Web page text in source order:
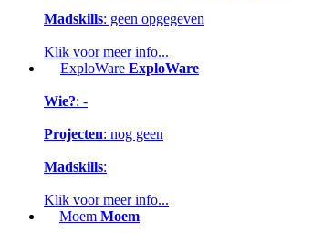
Madskills: geen opgegeven
Klik voor meer info...
ExploWare ExploWare
Wie?: -
Projecten: nog geen
Madskills:
Klik voor meer info...
Moem Moem